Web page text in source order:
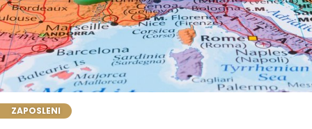
ZAPOSLENI